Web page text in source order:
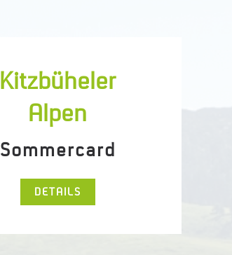
Kitzbüheler
Alpen
Sommercard
DETAILS